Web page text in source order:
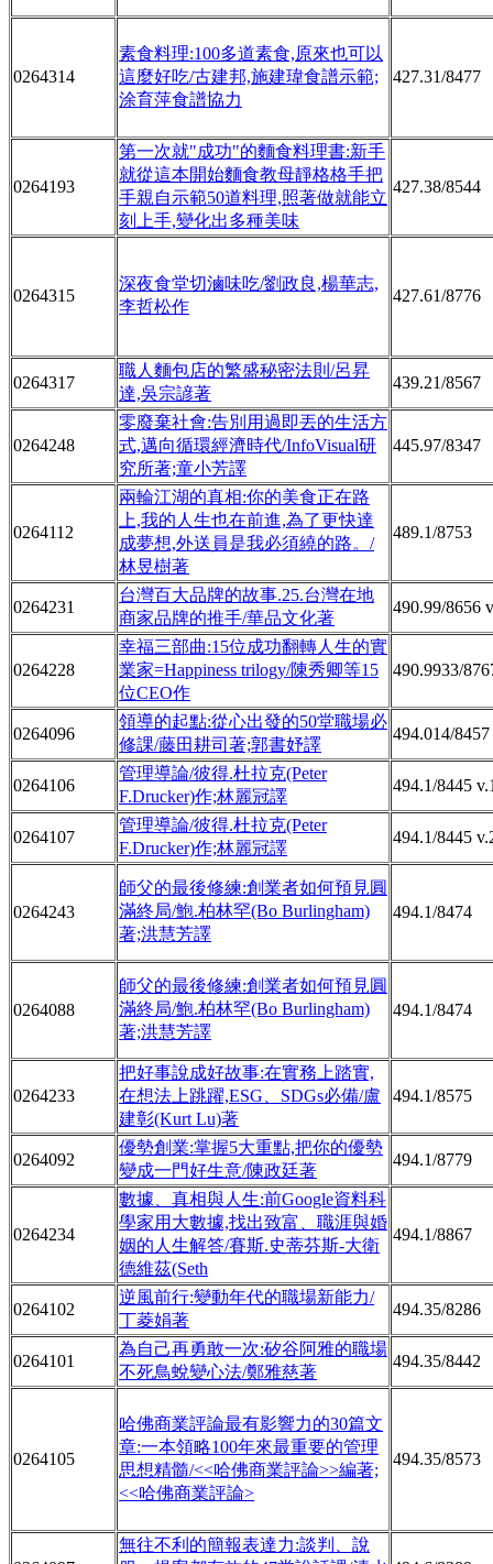
0264314
素食料理:100多道素食,原來也可以
這麼好吃/古建邦,施建瑋食譜示範;
涂育萍食譜協力
427.31/8477
0264193
第一次就"成功"的麵食料理書:新手
就從這本開始麵食教母靜格格手把
手親自示範50道料理,照著做就能立
刻上手,變化出多種美味
427.38/8544
0264315
深夜食堂切滷味吃/劉政良,楊華志,
李哲松作
427.61/8776
0264317
職人麵包店的繁盛秘密法則/呂昇
達,吳宗諺著
439.21/8567
0264248
零廢棄社會:告別用過即丟的生活方
式,邁向循環經濟時代/InfoVisual研
究所著;童小芳譯
445.97/8347
0264112
兩輪江湖的真相:你的美食正在路
上,我的人生也在前進,為了更快達
成夢想,外送員是我必須繞的路。/
林昱樹著
489.1/8753
0264231
台灣百大品牌的故事.25.台灣在地
商家品牌的推手/華品文化著
490.99/8656
0264228
幸福三部曲:15位成功翻轉人生的實
業家=Happiness trilogy/陳秀卿等15
位CEO作
490.9933/
0264096
領導的起點:從心出發的50堂職場必
修課/藤田耕司著;郭書妤譯
494.014/8457
0264106
管理導論/彼得.杜拉克(Peter
F.Drucker)作;林麗冠譯
494.1/8445
0264107
管理導論/彼得.杜拉克(Peter
F.Drucker)作;林麗冠譯
494.1/8445
0264243
師父的最後修練:創業者如何預見圓
滿終局/鮑.柏林罕(Bo Burlingham)
著;洪慧芳譯
494.1/8474
0264088
師父的最後修練:創業者如何預見圓
滿終局/鮑.柏林罕(Bo Burlingham)
著;洪慧芳譯
494.1/8474
0264233
把好事說成好故事:在實務上踏實,
在想法上跳躍,ESG、SDGs必備/盧
建彰(Kurt Lu)著
494.1/8575
0264092
優勢創業:掌握5大重點,把你的優勢
變成一門好生意/陳政廷著
494.1/8779
0264234
數據、真相與人生:前Google資料科
學家用大數據,找出致富、職涯與婚
姻的人生解答/賽斯.史蒂芬斯-大衛
德維茲(Seth
494.1/8867
0264102
逆風前行:變動年代的職場新能力/
丁菱娟著
494.35/8286
0264101
為自己再勇敢一次:矽谷阿雅的職場
不死鳥蛻變心法/鄭雅慈著
494.35/8442
0264105
哈佛商業評論最有影響力的30篇文
章:一本領略100年來最重要的管理
思想精髓/<<哈佛商業評論>>編著;
<<哈佛商業評論>
494.35/8573
無往不利的簡報表達力:談判、說